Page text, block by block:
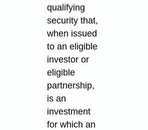
qualifying
security that,
when issued
to an eligible
investor or
eligible
partnership,
is an
investment
for which an